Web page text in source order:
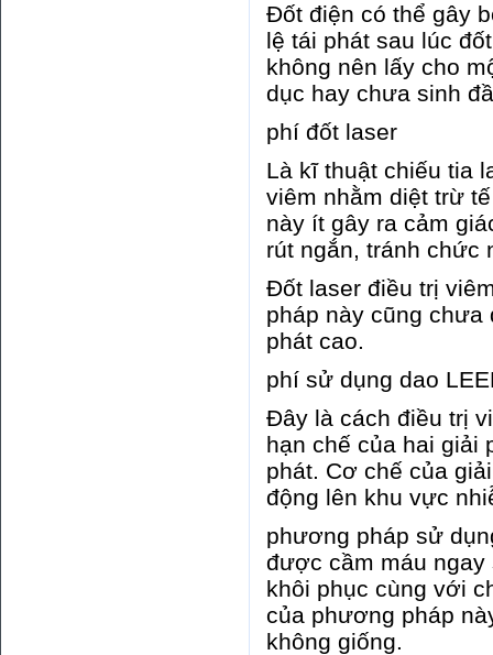
Đốt điện có thể gây
lệ tái phát sau lúc
không nên lấy cho
dục hay chưa sinh
phí đốt laser
Là kĩ thuật chiếu tia
viêm nhằm diệt trừ
này ít gây ra cảm
rút ngắn, tránh chức
Đốt laser điều trị
pháp này cũng chưa
phát cao.
phí sử dụng dao
Đây là cách điều trị
hạn chế của hai giải
phát. Cơ chế của
động lên khu vực
phương pháp sử
được cầm máu
khôi phục cùng với
của phương pháp
không giống.